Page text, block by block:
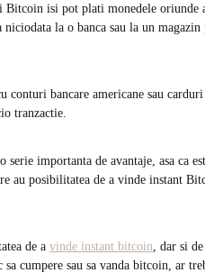
isi pot plati monedele oriunde
la o banca sau la un
conturi bancare americane sau
tranzactie.
importanta de avantaje, asa ca
au posibilitatea de a vinde instant
de a vinde instant bitcoin , dar si
cumpere sau sa vanda bitcoin, ar